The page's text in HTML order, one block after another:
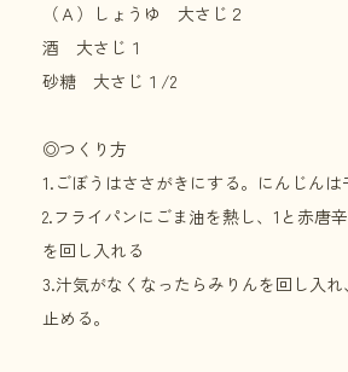
（Ａ）しょうゆ 大さじ２
酒 大さじ１
砂糖 大さじ１/2
◎つくり方
1.ごぼうはささがきにする。にんじんは
2.フライパンにごま油を熱し、1と赤唐
を回し入れる
3.汁気がなくなったらみりんを回し入
止める。